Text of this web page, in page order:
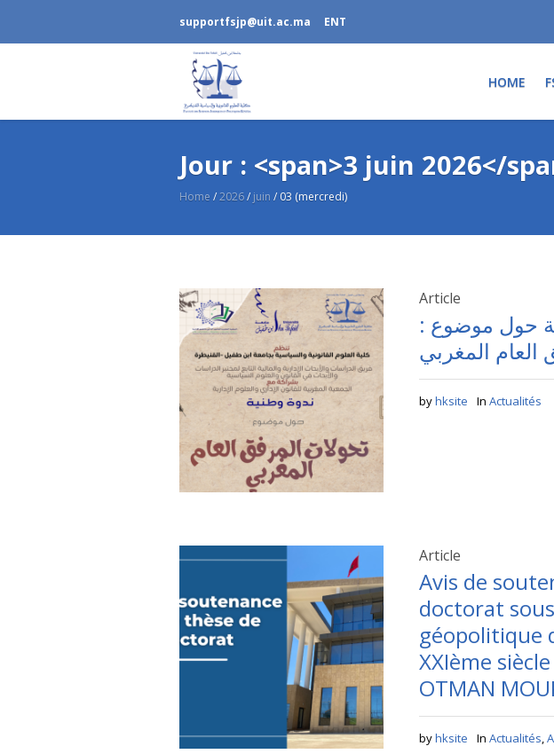
supportfsjp@uit.ac.ma ENT
HOME
Jour : <span>3 juin 2026</
Home /2026/ juin / 03 (mercredi)
Article
حول موضوع :
العام المغربي
byhksite In Actualités
Article
Avis de
doctorat
géopolitique
XXIème
OTMAN
byhksite In Actualités